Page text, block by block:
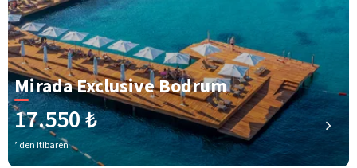
Mirada Exclusive Bodrum
17.550 ₺
’ den itibaren